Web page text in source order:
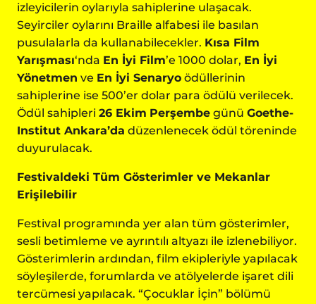
izleyicilerin oylarıyla sahiplerine ulaşacak.
Seyirciler oylarını Braille alfabesi ile basılan
pusulalarla da kullanabilecekler. Kısa Film
Yarışması‘nda En İyi Film’e 1000 dolar, En İyi
Yönetmen ve En İyi Senaryo ödüllerinin
sahiplerine ise 500’er dolar para ödülü verilecek.
Ödül sahipleri 26 Ekim Perşembe günü Goethe-
Institut Ankara’da düzenlenecek ödül töreninde
duyurulacak.
Festivaldeki Tüm Gösterimler ve Mekanlar
Erişilebilir
Festival programında yer alan tüm gösterimler,
sesli betimleme ve ayrıntılı altyazı ile izlenebiliyor.
Gösterimlerin ardından, film ekipleriyle yapılacak
söyleşilerde, forumlarda ve atölyelerde işaret dili
tercümesi yapılacak. “Çocuklar İçin” bölümü